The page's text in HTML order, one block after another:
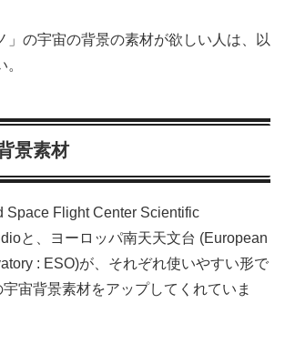
」の宇宙の背景の素材が欲しい人は、以
景素材
Space Flight Center Scientific
と、ヨーロッパ南天天文台 (European
: ESO)が、それぞれ使いやすい形で
宙背景素材をアップしてくれていま